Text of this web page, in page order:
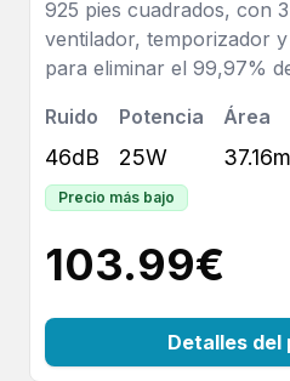
925 pies cuadrados, con
ventilador, temporizador
para eliminar el 99,97%
Ruido
46dB
Potencia
25W
Área
Precio más bajo
103.99€
Detalles